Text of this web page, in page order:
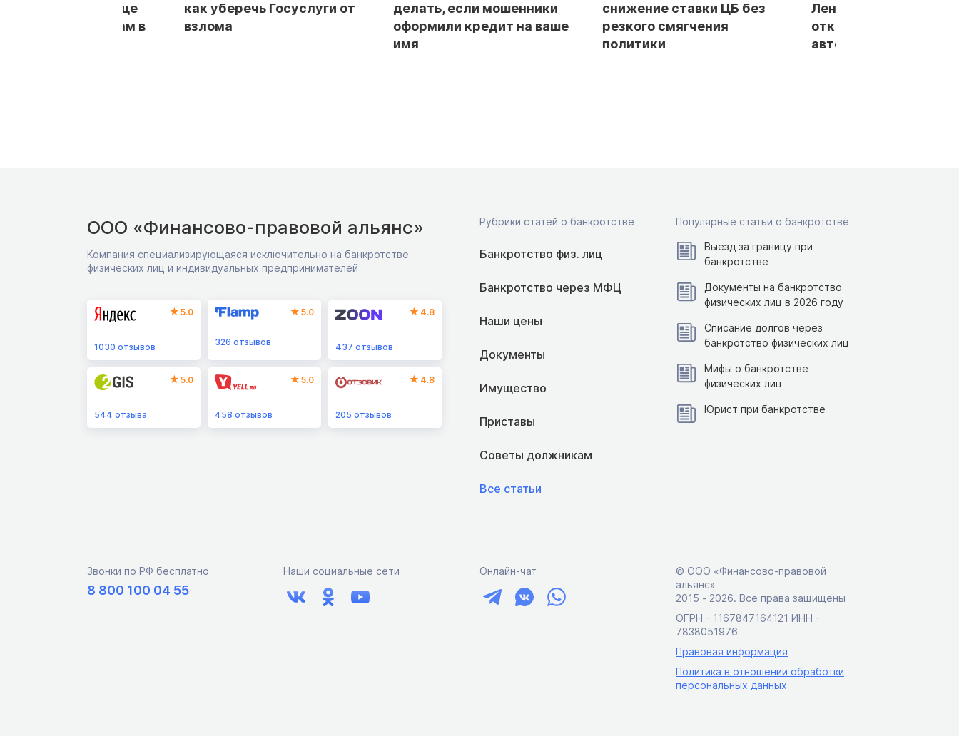
как уберечь Госуслуги от
взлома
делать, если мошенники
оформили кредит на ваше
снижение ставки ЦБ без
резкого смягчения
политики
Ленобласти стали чаще
отказывать заемщикам в
автокредитах
ООО «Финансово-правовой альянс»
Компания специализирующаяся исключительно на банкротстве
физических лиц и индивидуальных предпринимателей
5.0
1030 отзывов
5.0
326 отзывов
4.8
437 отзывов
5.0
544 отзыва
5.0
458 отзывов
4.8
205 отзывов
Рубрики статей о банкротстве
Банкротство физ. лиц
Банкротство через МФЦ
Наши цены
Документы
Имущество
Приставы
Советы должникам
Все статьи
Популярные статьи о банкротстве
Выезд за границу при
банкротстве
Документы на банкротство
физических лиц в 2026 году
Списание долгов через
банкротство физических лиц
Мифы о банкротстве
физических лиц
Юрист при банкротстве
Звонки по РФ бесплатно
8 800 100 04 55
Наши социальные сети Онлайн-чат
© ООО «Финансово-правовой
альянс»
2015 ‑ 2026. Все права защищены
ОГРН - 1167847164121 ИНН -
7838051976
Правовая информация
Политика в отношении обработки
персональных данных